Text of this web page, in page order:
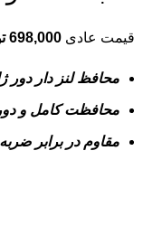
قیمت عادی 698,000
محافظ لنز دار دور
محافظت کامل و
مقاوم در برابر